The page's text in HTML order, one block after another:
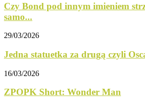
Czy Bond pod innym imieniem
samo...
29/03/2026
Jedna statuetka za drugą czyli
16/03/2026
ZPOPK Short: Wonder Man